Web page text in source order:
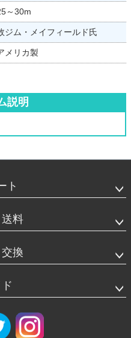
説明
～30m
ジム・メイフィールド氏
メリカ製
ト
料
換